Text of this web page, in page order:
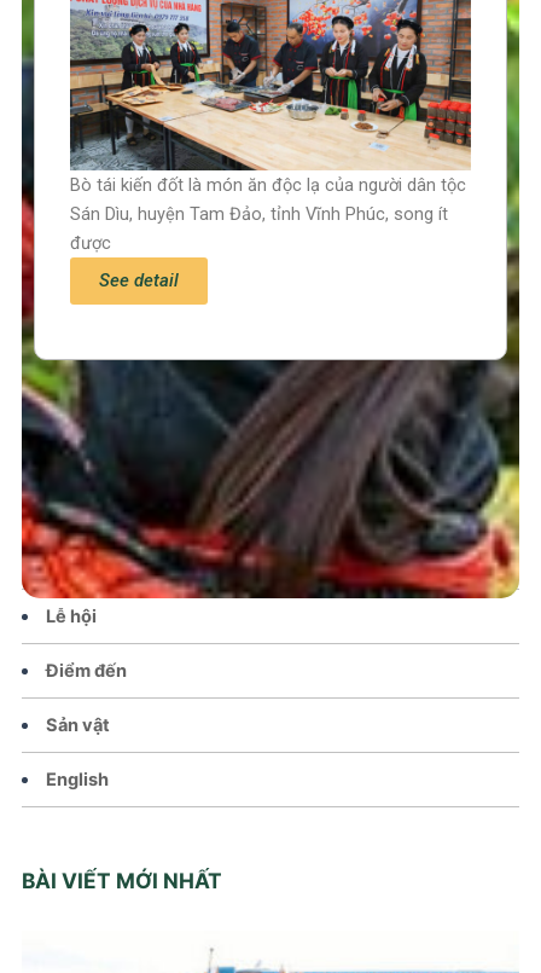
Trang chủ
Tin tức – Sự kiện
Chính sách
Văn hoá – Đời sống
Lễ hội
Điểm đến
Sản vật
English
BÀI VIẾT MỚI NHẤT
Bò tái kiến đốt là món ăn độc lạ của người dân tộc
Sán Dìu, huyện Tam Đảo, tỉnh Vĩnh Phúc, song ít
được
See detail